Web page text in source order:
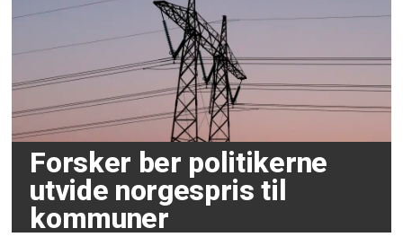
Forsker ber politikerne
utvide norgespris til
kommuner